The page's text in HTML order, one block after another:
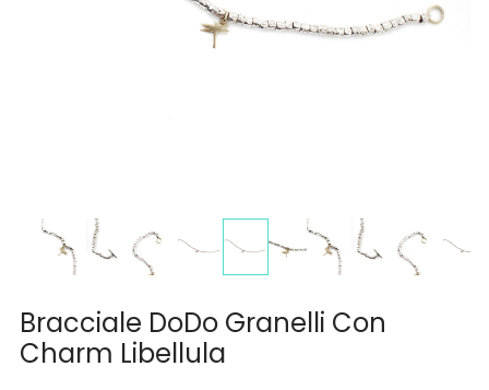
Bracciale DoDo Granelli Con
Charm Libellula